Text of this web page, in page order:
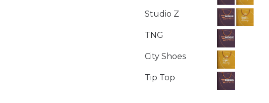
Studio Z
TNG
City Shoes
Tip Top